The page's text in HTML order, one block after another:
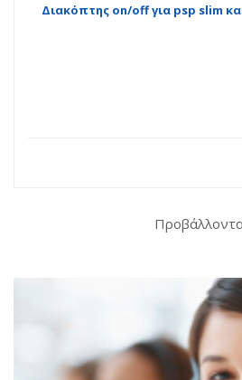
Διακόπτης on/off για psp slim